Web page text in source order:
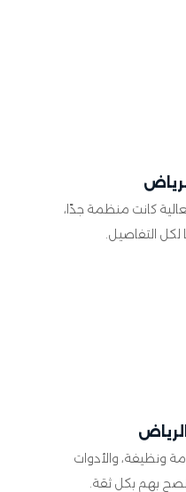
كانت منظمة جدًا،
التفاصيل.
ونظيفة، والأدوات
بهم بكل ثقة.